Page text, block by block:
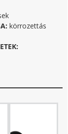
körrozettás